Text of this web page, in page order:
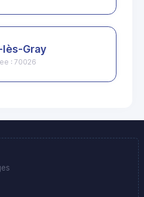
Gray
: 70026